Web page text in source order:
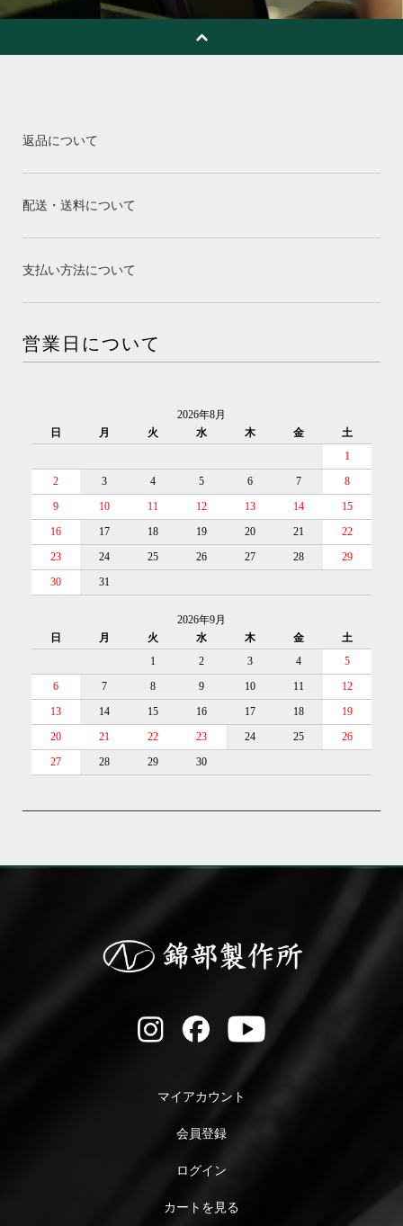
返品について
配送・送料について
支払い方法について
営業日について
2026年8月
日
月 火 水 木 金
土
1
2
3 4 5 6 7
8
9
10 11 12 13 14
15
16
17 18 19 20 21
22
23
24 25 26 27 28
29
30
31
2026年9月
日
月 火 水 木 金
土
1
2 3 4
5
6
7 8 9 10 11
12
13
14 15 16 17 18
19
20
21 22 23 24 25
26
27
28 29 30
マイアカウント
会員登録
ログイン
カートを見る